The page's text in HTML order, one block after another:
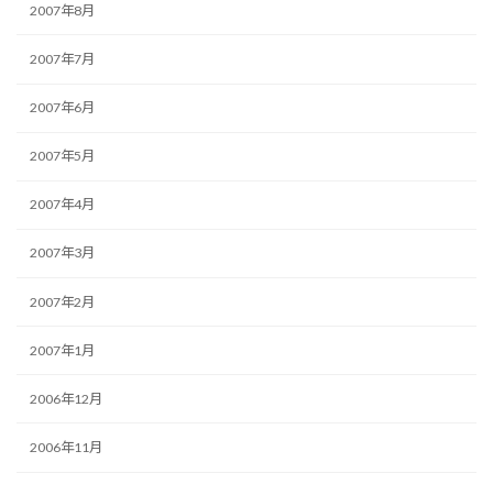
2007年8月
2007年7月
2007年6月
2007年5月
2007年4月
2007年3月
2007年2月
2007年1月
2006年12月
2006年11月